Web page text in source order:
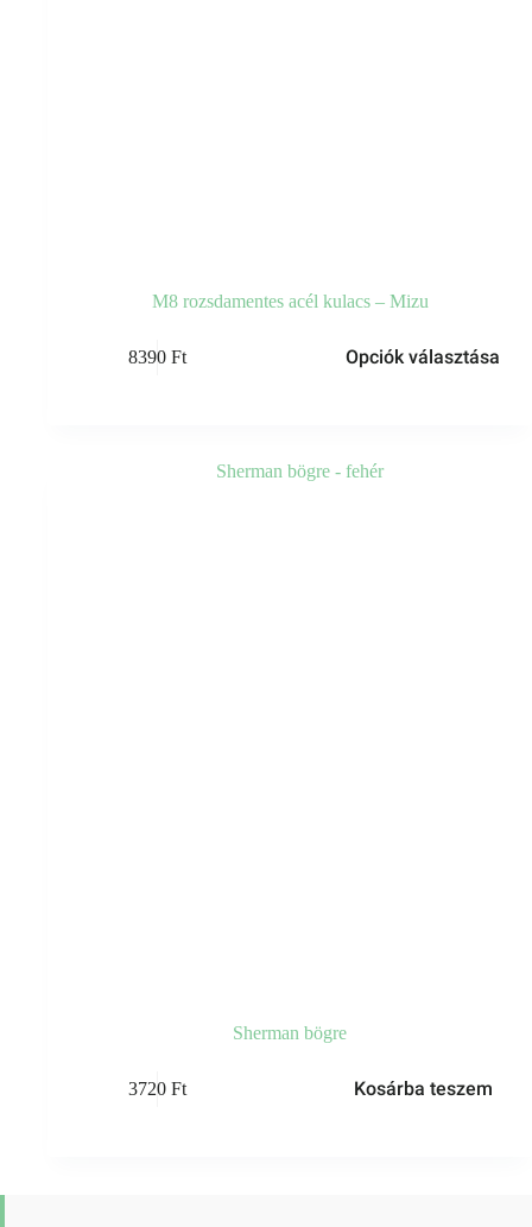
M8 rozsdamentes acél kulacs – Mizu
8390 Ft Opciók választása
Sherman bögre
3720 Ft Kosárba teszem